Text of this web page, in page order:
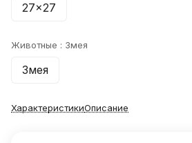
27x27
Животные : Змея
Змея
ХарактеристикиОписание